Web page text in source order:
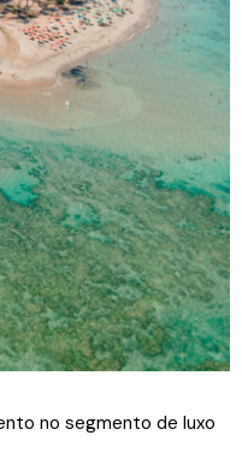
no segmento de luxo